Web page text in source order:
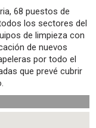
68 puestos de
los sectores del
de limpieza con
de nuevos
por todo el
que prevé cubrir